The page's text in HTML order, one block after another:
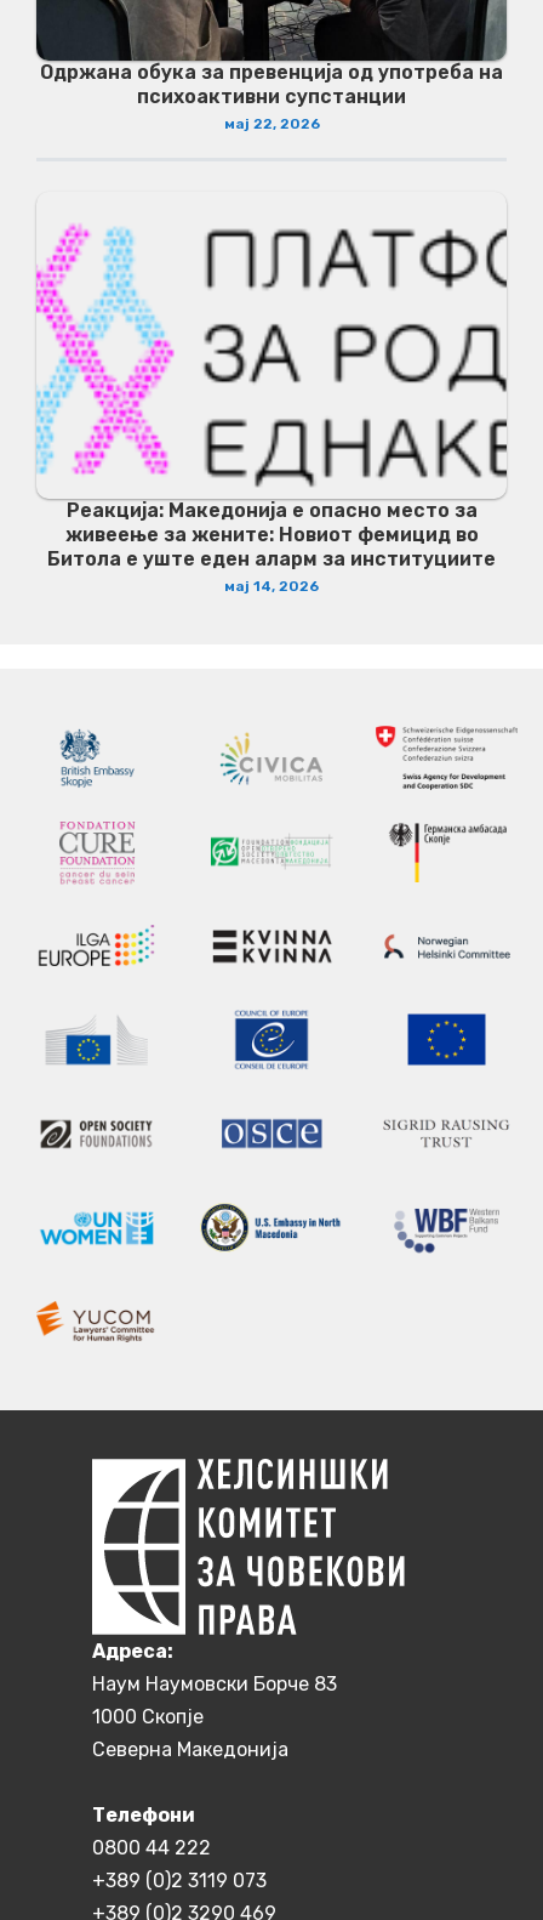
Одржана обука за превенција од употреба на
психоактивни супстанции
мај 22, 2026
Реакција: Македонија е опасно место за
живеење за жените: Новиот фемицид во
Битола е уште еден аларм за институциите
мај 14, 2026
Aдреса:
Наум Наумовски Борче 83
1000 Скопје
Северна Македонија
Телефони
0800 44 222
+389 (0)2 3119 073
+389 (0)2 3290 469